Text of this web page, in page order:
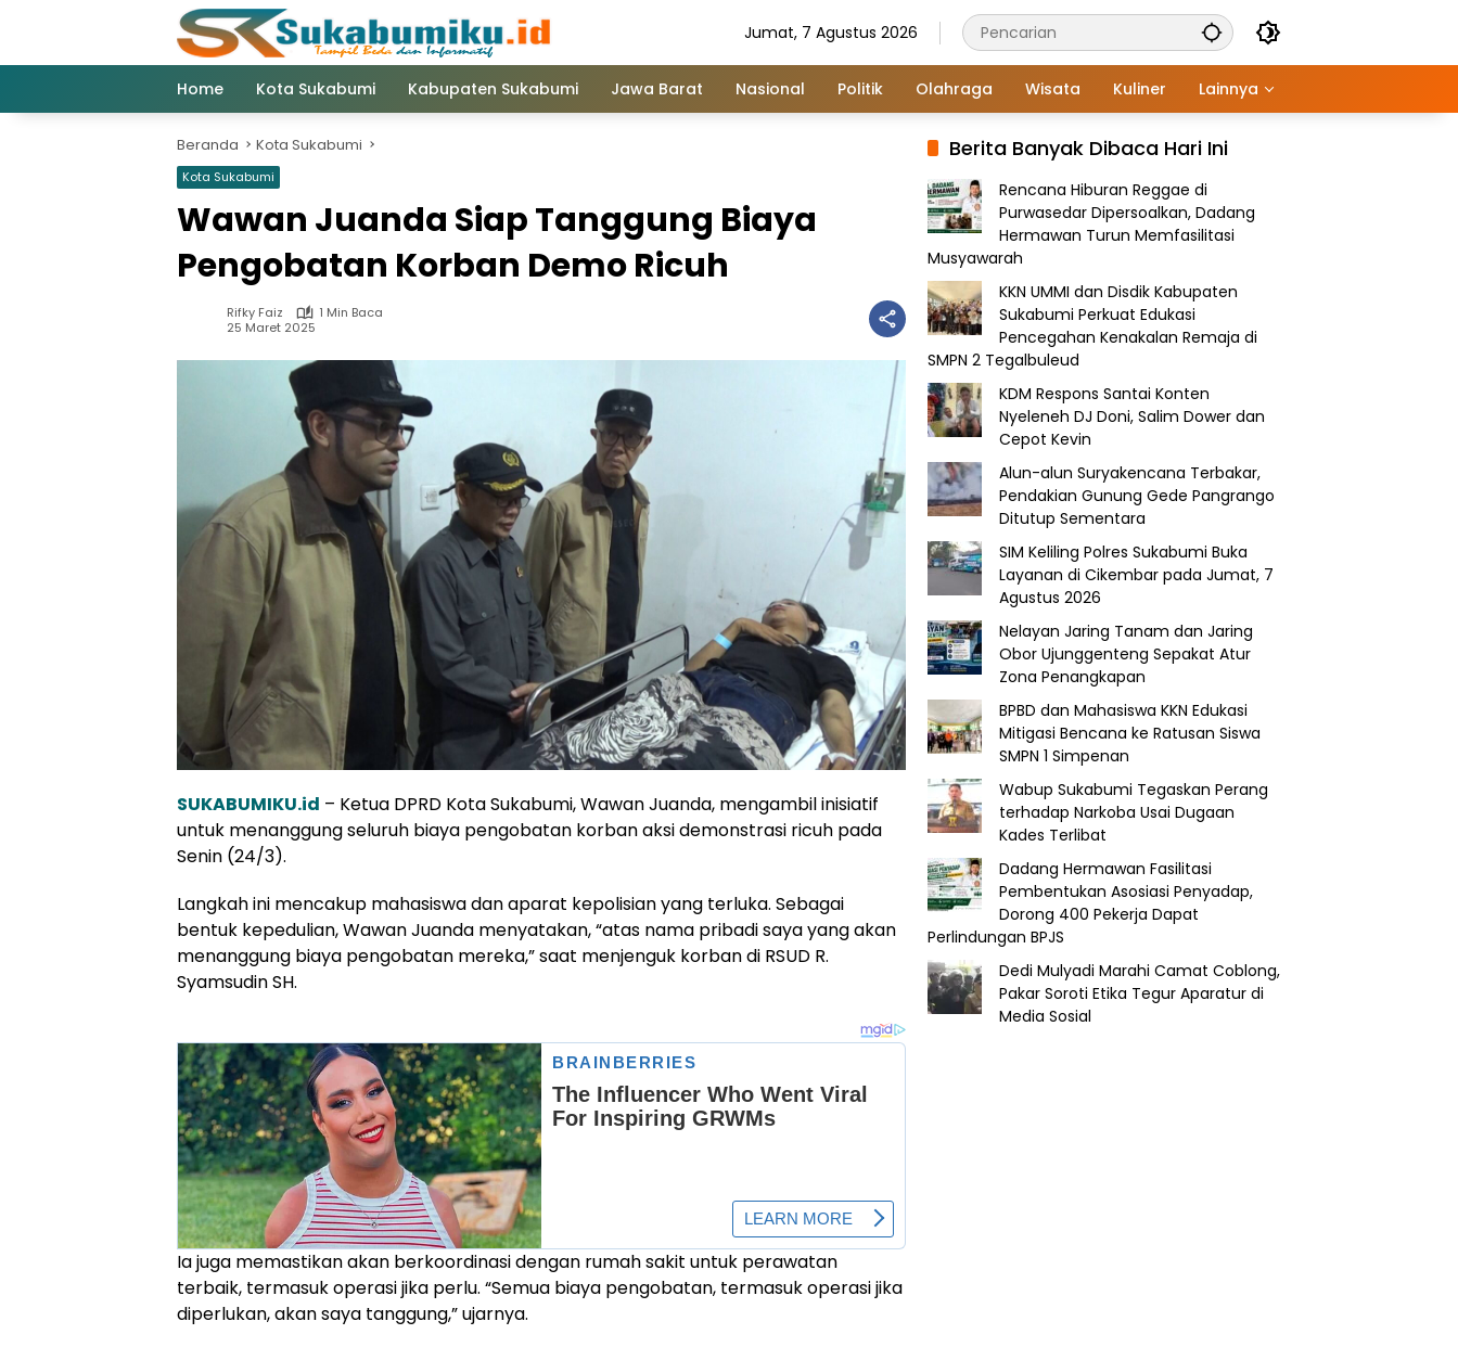
Jumat, 7 Agustus 2026
Home Kota Sukabumi Kabupaten Sukabumi Jawa Barat Nasional Politik Olahraga Wisata Kuliner Lainnya
Beranda Kota Sukabumi
Kota Sukabumi
Wawan Juanda Siap Tanggung Biaya
Pengobatan Korban Demo Ricuh
Rifky Faiz
1 Min Baca
25 Maret 2025
SUKABUMIKU.id – Ketua DPRD Kota Sukabumi, Wawan Juanda, mengambil inisiatif
untuk menanggung seluruh biaya pengobatan korban aksi demonstrasi ricuh pada
Senin (24/3).
Langkah ini mencakup mahasiswa dan aparat kepolisian yang terluka. Sebagai
bentuk kepedulian, Wawan Juanda menyatakan, “atas nama pribadi saya yang akan
menanggung biaya pengobatan mereka,” saat menjenguk korban di RSUD R.
Syamsudin SH.
Ia juga memastikan akan berkoordinasi dengan rumah sakit untuk perawatan
terbaik, termasuk operasi jika perlu. “Semua biaya pengobatan, termasuk operasi jika
diperlukan, akan saya tanggung,” ujarnya.
Berita Banyak Dibaca Hari Ini
Rencana Hiburan Reggae di
Purwasedar Dipersoalkan, Dadang
Hermawan Turun Memfasilitasi
Musyawarah
KKN UMMI dan Disdik Kabupaten
Sukabumi Perkuat Edukasi
Pencegahan Kenakalan Remaja di
SMPN 2 Tegalbuleud
KDM Respons Santai Konten
Nyeleneh DJ Doni, Salim Dower dan
Cepot Kevin
Alun-alun Suryakencana Terbakar,
Pendakian Gunung Gede Pangrango
Ditutup Sementara
SIM Keliling Polres Sukabumi Buka
Layanan di Cikembar pada Jumat, 7
Agustus 2026
Nelayan Jaring Tanam dan Jaring
Obor Ujunggenteng Sepakat Atur
Zona Penangkapan
BPBD dan Mahasiswa KKN Edukasi
Mitigasi Bencana ke Ratusan Siswa
SMPN 1 Simpenan
Wabup Sukabumi Tegaskan Perang
terhadap Narkoba Usai Dugaan
Kades Terlibat
Dadang Hermawan Fasilitasi
Pembentukan Asosiasi Penyadap,
Dorong 400 Pekerja Dapat
Perlindungan BPJS
Dedi Mulyadi Marahi Camat Coblong,
Pakar Soroti Etika Tegur Aparatur di
Media Sosial